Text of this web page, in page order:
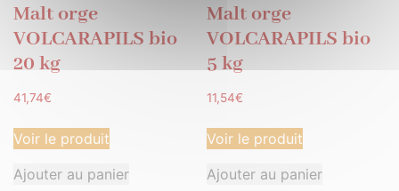
Malt orge
VOLCARAPILS bio
20 kg
41,74€
Voir le produit
Ajouter au panier
Malt orge
VOLCARAPILS bio
5 kg
11,54€
Voir le produit
Ajouter au panier